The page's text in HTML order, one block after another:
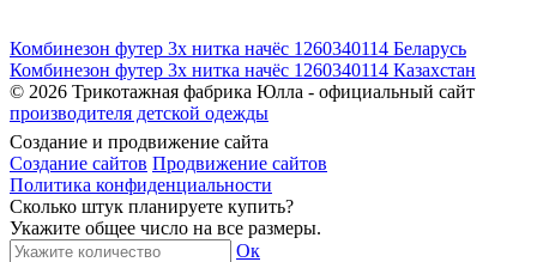
Комбинезон футер 3х нитка начёс 1260340114 Беларусь
Комбинезон футер 3х нитка начёс 1260340114 Казахстан
© 2026 Трикотажная фабрика Юлла - официальный сайт
производителя детской одежды
Создание и продвижение сайта
Создание сайтов Продвижение сайтов
Политика конфиденциальности
Сколько штук планируете купить?
Укажите общее число на все размеры.
Ок